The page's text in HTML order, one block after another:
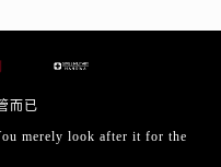
四川省宜宾市翠屏区长翠路售后服务中心（需提前预约）
而已
merely look after it for the